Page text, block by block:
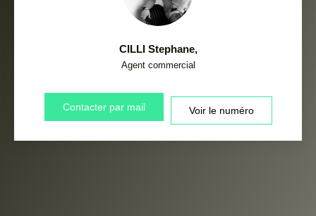
CILLI Stephane,
Agent commercial
Contacter par mail Voir le numéro